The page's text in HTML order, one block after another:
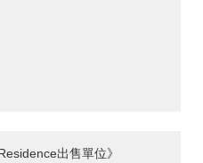
出售單位》